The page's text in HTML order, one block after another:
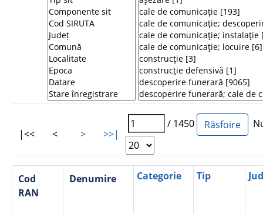
|<< < > >>|
/ 1450
Cod
RAN
Denumire Categorie Tip